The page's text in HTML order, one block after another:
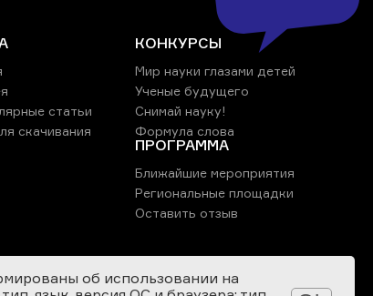
статьи
скачивания
КОНКУРСЫ
Мир науки глазами детей
Ученые будущего
Снимай науку!
Формула слова
ПРОГРАММА
Ближайшие мероприятия
Региональные площадки
Оставить отзыв
об использовании на